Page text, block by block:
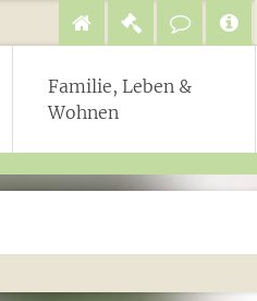
Familie, Leben &
Wohnen